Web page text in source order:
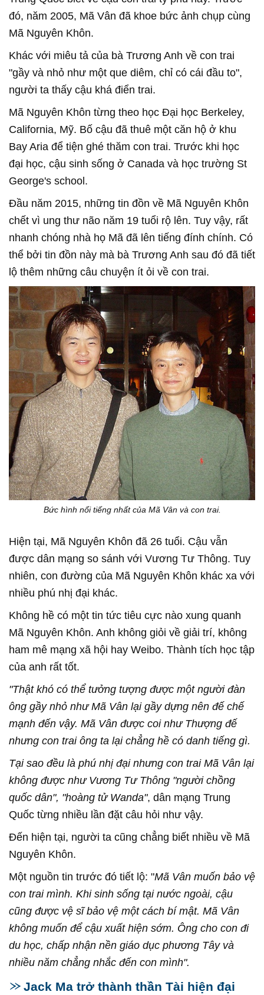
đó, năm 2005, Mã Vân đã khoe bức ảnh chụp cùng
Mã Nguyên Khôn.
Khác với miêu tả của bà Trương Anh về con trai
"gầy và nhỏ như một que diêm, chỉ có cái đầu to",
người ta thấy cậu khá điển trai.
Mã Nguyên Khôn từng theo học Đại học Berkeley,
California, Mỹ. Bố cậu đã thuê một căn hộ ở khu
Bay Aria để tiện ghé thăm con trai. Trước khi học
đại học, cậu sinh sống ở Canada và học trường St
George's school.
Đầu năm 2015, những tin đồn về Mã Nguyên Khôn
chết vì ung thư não năm 19 tuổi rộ lên. Tuy vậy, rất
nhanh chóng nhà họ Mã đã lên tiếng đính chính. Có
thể bởi tin đồn này mà bà Trương Anh sau đó đã tiết
lộ thêm những câu chuyện ít ỏi về con trai.
Bức hình nổi tiếng nhất của Mã Vân và con trai.
Hiện tại, Mã Nguyên Khôn đã 26 tuổi. Cậu vẫn
được dân mạng so sánh với Vương Tư Thông. Tuy
nhiên, con đường của Mã Nguyên Khôn khác xa với
nhiều phú nhị đại khác.
Không hề có một tin tức tiêu cực nào xung quanh
Mã Nguyên Khôn. Anh không giỏi về giải trí, không
ham mê mạng xã hội hay Weibo. Thành tích học tập
của anh rất tốt.
"Thật khó có thể tưởng tượng được một người đàn
ông gầy nhỏ như Mã Vân lại gầy dựng nên đế chế
mạnh đến vậy. Mã Vân được coi như Thượng đế
nhưng con trai ông ta lại chẳng hề có danh tiếng gì.
Tại sao đều là phú nhị đại nhưng con trai Mã Vân lại
không được như Vương Tư Thông "người chồng
quốc dân", "hoàng tử Wanda", dân mạng Trung
Quốc từng nhiều lần đặt câu hỏi như vậy.
Đến hiện tại, người ta cũng chẳng biết nhiều về Mã
Nguyên Khôn.
Một nguồn tin trước đó tiết lộ: "Mã Vân muốn bảo vệ
con trai mình. Khi sinh sống tại nước ngoài, cậu
cũng được vệ sĩ bảo vệ một cách bí mật. Mã Vân
không muốn để cậu xuất hiện sớm. Ông cho con đi
du học, chấp nhận nền giáo dục phương Tây và
nhiều năm chẳng nhắc đến con mình".
Jack Ma trở thành thần Tài hiện đại